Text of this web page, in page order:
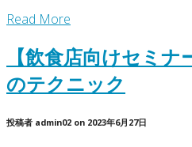
Read More
【飲食店向けセミナ
のテクニック
投稿者 admin02 on 2023年6月27日